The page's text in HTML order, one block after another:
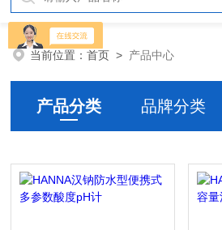
当前位置：首页 > 产品中心
产品分类 品牌分类